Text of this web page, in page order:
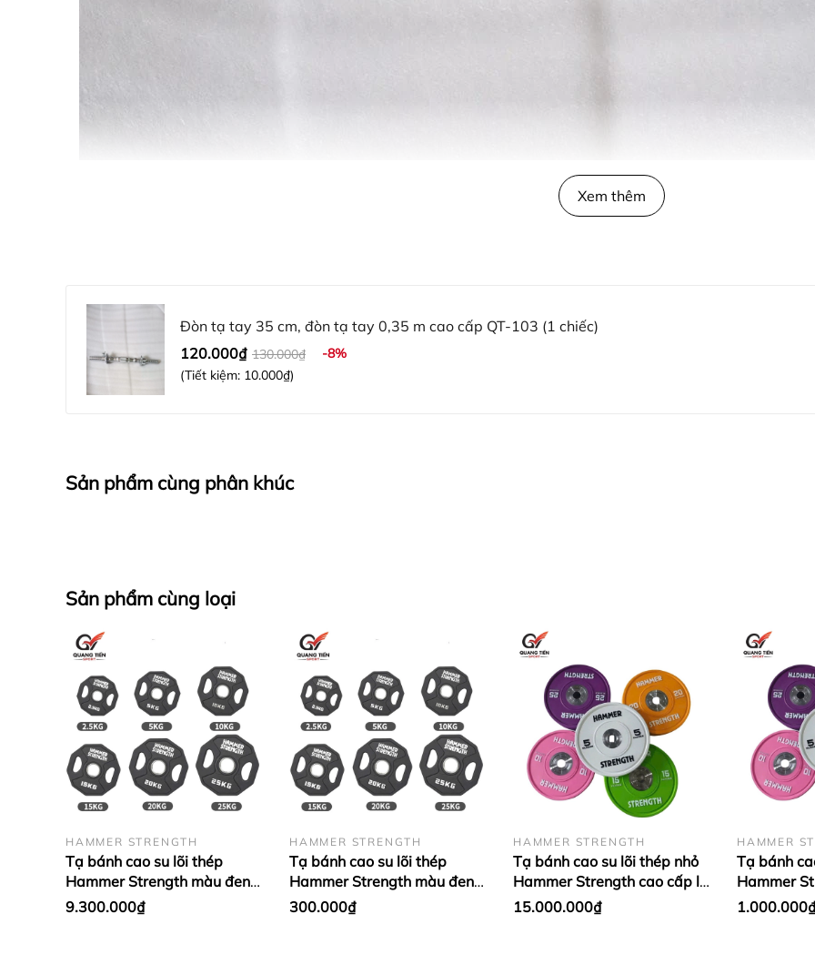
Xem thêm
Đòn tạ tay 35 cm, đòn tạ tay 0,35 m cao cấp QT-103 (1 chiếc)
120.000₫ 130.000₫
-8%
(Tiết kiệm: 10.000₫)
Sản phẩm cùng phân khúc
Sản phẩm cùng loại
HAMMER STRENGTH
Tạ bánh cao su lõi thép
Hammer Strength màu đen
cao cấp lỗ 50 nhập khẩu (giá
theo set 2.5 - 25kg)
9.300.000₫
HAMMER STRENGTH
Tạ bánh cao su lõi thép
Hammer Strength màu đen
cao cấp lỗ 50 nhập khẩu (giá
300.000₫
HAMMER STRENGTH
Tạ bánh cao su lõi thép nhỏ
Hammer Strength cao cấp lỗ
50 nhập khẩu (Set 5 - 25kg)
15.000.000₫
HAMMER
Tạ bánh
Hammer
50 nhập